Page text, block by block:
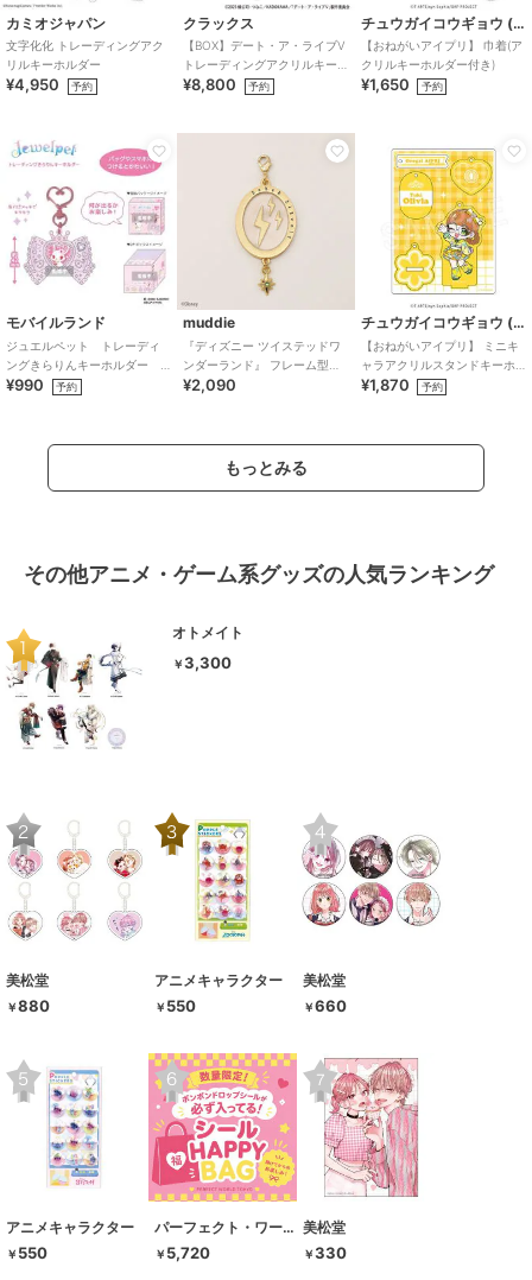
カミオジャパン
文字化化 トレーディングアク
リルキーホルダー
¥4,950 予約
クラックス
【BOX】デート・ア・ライブV
トレーディングアクリルキー
ホルダー ゴシックドール
¥8,800 予約
チュウガイコウギョウ (Chugai Mining)
【おねがいアイプリ】 巾着(ア
クリルキーホルダー付き)
¥1,650 予約
モバイルランド
ジュエルペット トレーディ
ングきらりんキーホルダー
単品ランダム
¥990 予約
muddie
『ディズニー ツイステッドワ
ンダーランド』 フレーム型チ
ャーム セベク・ジグボルト
¥2,090
チュウガイコウギョウ (Chugai Mining)
【おねがいアイプリ】 ミニキ
ャラアクリルスタンドキーホ
ルダー （おりびあ）
¥1,870 予約
もっとみる
その他アニメ・ゲーム系グッズの人気ランキング
オトメイト
￥3,300
美松堂
￥880
アニメキャラクター
￥ 550
美松堂
￥660
アニメキャラクター
￥ 550
パーフェクト・ワールド・トーキョー
￥ 5,720
美松堂
￥330